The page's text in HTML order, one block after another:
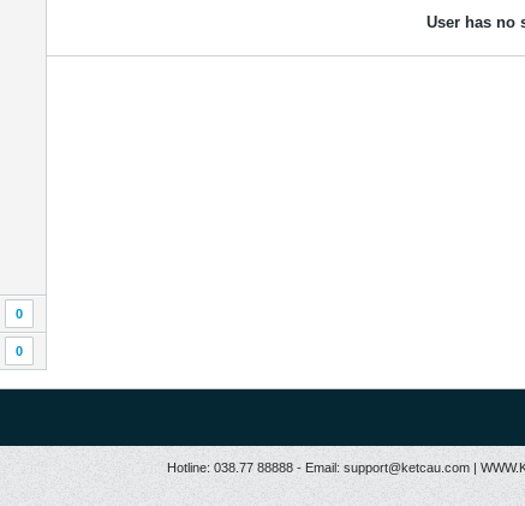
0
0
User has no
Hotline: 038.77 88888 - Email: support@ketcau.com |